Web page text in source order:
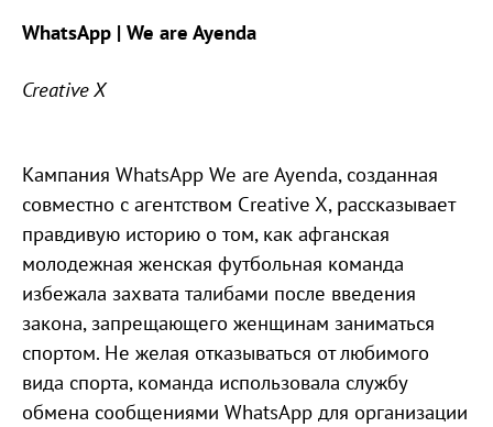
WhatsApp | We are Ayenda
Creative X
Кампания WhatsApp We are Ayenda, созданная
совместно с агентством Creative X, рассказывает
правдивую историю о том, как афганская
молодежная женская футбольная команда
избежала захвата талибами после введения
закона, запрещающего женщинам заниматься
спортом. Не желая отказываться от любимого
вида спорта, команда использовала службу
обмена сообщениями WhatsApp для организации